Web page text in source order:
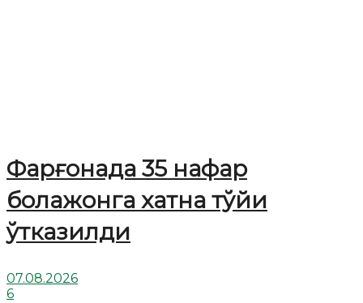
Фарғонада 35 нафар
болажонга хатна тўйи
ўтказилди
07.08.2026
6